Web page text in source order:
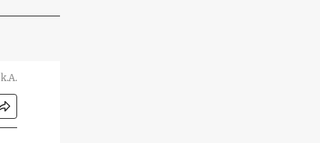
k.A.